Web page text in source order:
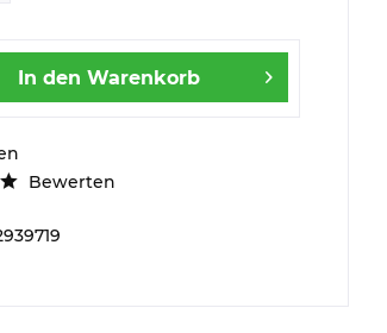
In den Warenkorb
Bewerten